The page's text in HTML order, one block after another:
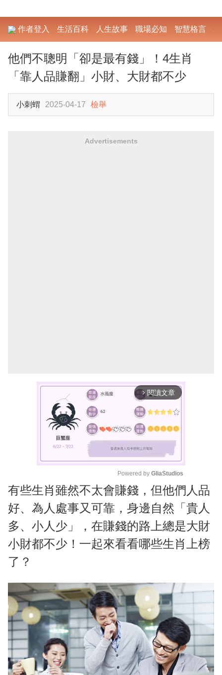
作者登入 生活百科 人生故事 職場必知 智慧格言
他們不聰明「卻是最有錢」！4生肖
「靠人品賺翻」小財、大財都不少
小刺蝟 2025-04-17 檢舉
Advertisements
arrow_forward_ios 閱讀文章
M
t
Powered by GliaStudios
有些生肖雖然不太會賺錢，但他們人品
好、為人處事又可靠，身邊自然「貴人
多、小人少」，在賺錢的路上總是大財
小財都不少！一起來看看哪些生肖上榜
了？